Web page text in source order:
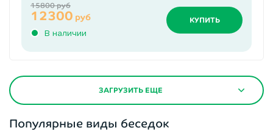
В наличии
12300 руб
15800 руб
КУПИТЬ
ЗАГРУЗИТЬ ЕЩЕ
Популярные виды беседок